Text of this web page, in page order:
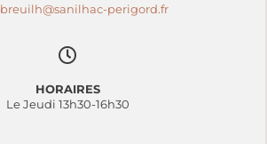
breuilh@sanilhac-perigord.fr
HORAIRES
Le Jeudi 13h30-16h30